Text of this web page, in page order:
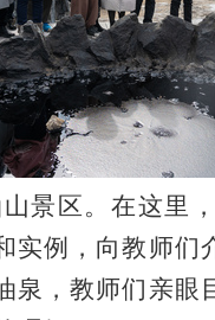
景区。在这里
实例，向教师们
泉，教师们亲眼